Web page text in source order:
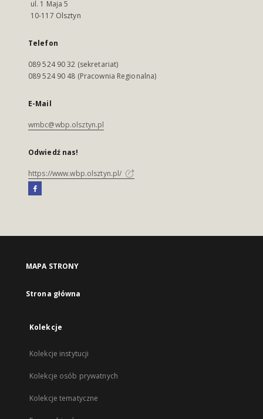
ul. 1 Maja 5
10-117 Olsztyn
Telefon
089 524 90 32 (sekretariat)
089 524 90 48 (Pracownia Regionalna)
E-Mail
wmbc@wbp.olsztyn.pl
Odwiedź nas!
https://www.wbp.olsztyn.pl/
MAPA STRONY
Strona główna
Kolekcje
Kolekcje instytucji
Kolekcje osób prywatnych
Kolekcje tematyczne